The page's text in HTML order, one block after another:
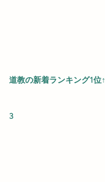
道教の新着ランキング1位↑
3